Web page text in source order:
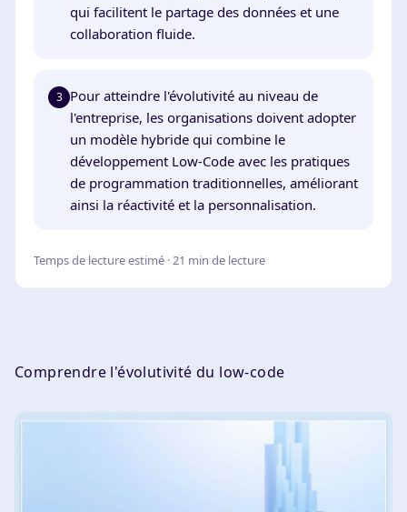
qui facilitent le partage des données et une
collaboration fluide.
3 Pour atteindre l'évolutivité au niveau de
l'entreprise, les organisations doivent adopter
un modèle hybride qui combine le
développement Low-Code avec les pratiques
de programmation traditionnelles, améliorant
ainsi la réactivité et la personnalisation.
Temps de lecture estimé · 21 min de lecture
Comprendre l'évolutivité du low-code